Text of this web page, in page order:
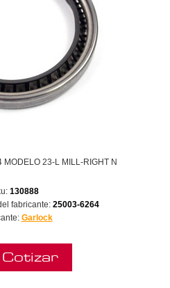
23-L MILL-RIGHT N
130888
fabricante: 25003-6264
Garlock